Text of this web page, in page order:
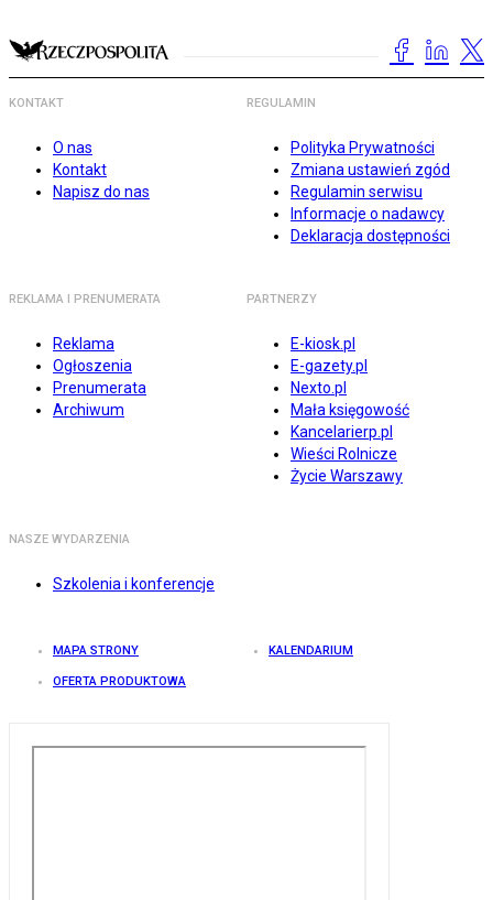
KONTAKT
O nas
Kontakt
Napisz do nas
REGULAMIN
Polityka Prywatności
Zmiana ustawień zgód
Regulamin serwisu
Informacje o nadawcy
Deklaracja dostępności
REKLAMA I PRENUMERATA
Reklama
Ogłoszenia
Prenumerata
Archiwum
PARTNERZY
E-kiosk.pl
E-gazety.pl
Nexto.pl
Mała księgowość
Kancelarierp.pl
Wieści Rolnicze
Życie Warszawy
NASZE WYDARZENIA
Szkolenia i konferencje
MAPA STRONY KALENDARIUM
OFERTA PRODUKTOWA